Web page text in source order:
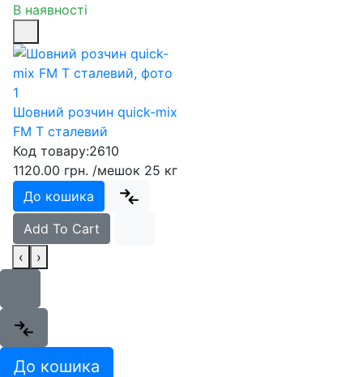
В наявності
Шовний розчин quick-mix
FM T сталевий
Код товару:2610
1120.00 грн. /мешок 25 кг
До кошика
Add To Cart
‹
›
До кошика